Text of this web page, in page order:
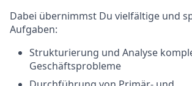
Dabei übernimmst Du vielfältige und
Aufgaben:
Strukturierung und Analyse
Geschäftsprobleme